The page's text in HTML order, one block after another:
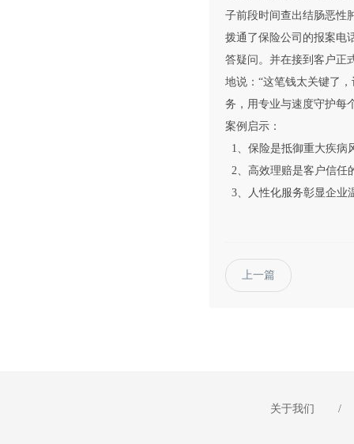
子前段时间查出结肠恶性
拨通了保险公司的报案电
答疑问。并在接到客户正
地说：“这笔钱太关键了
务，用专业与速度守护每
案例启示：
1、保险是抵御重大疾病
2、高效理赔是客户信任
3、人性化服务彰显企业
上一篇
关于我们 /